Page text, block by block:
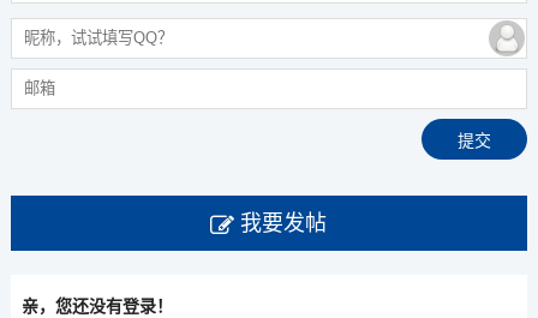
我要发帖
亲，您还没有登录！